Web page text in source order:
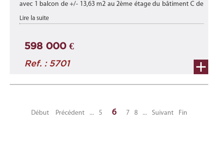
avec 1 balcon de +/- 13,63 m2 au 2ème étage du bâtiment C de
cette nouvelle résidence "VALENTINA" en future construction en
plein centr ...
Lire la suite
598 000 €
Ref. : 5701
Début Précédent ... 5 6 7 8 ... Suivant Fin